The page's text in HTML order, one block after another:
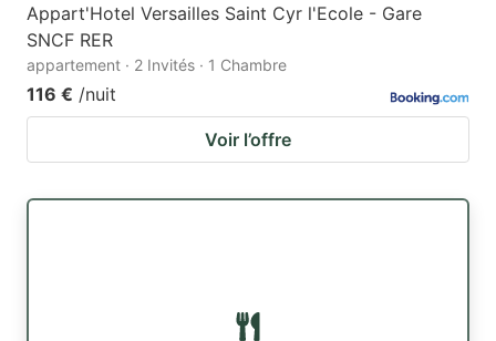
Appart'Hotel Versailles Saint Cyr l'Ecole - Gare
SNCF RER
appartement · 2 Invités · 1 Chambre
116 € /nuit
Voir l’offre